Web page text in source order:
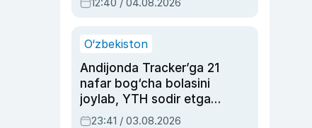
olmay qolishidan xavotir
O‘zbekiston
Andijonda Tracker’ga 21
nafar bog‘cha bolasini
joylab, YTH sodir etgan
ayolga sud hukmi o‘qildi
23:41 / 03.08.2026